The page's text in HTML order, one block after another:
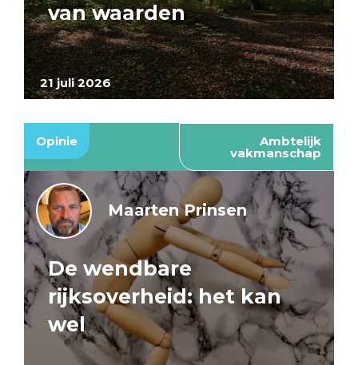
21 juli 2026
van waarden
Opinie Ambtelijk
vakmanschap
Maarten Prinsen
De wendbare
rijksoverheid: het kan
wel